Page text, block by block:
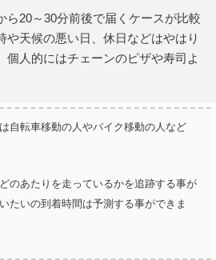
ら20～30分前後で届くケースが比較
や天候の悪い日、休日などはやはり
個人的にはチェーンのピザや寿司よ
自転車移動の人やバイク移動の人など
のあたりを走っているかを追跡する事が
たいの到着時間は予測する事ができま